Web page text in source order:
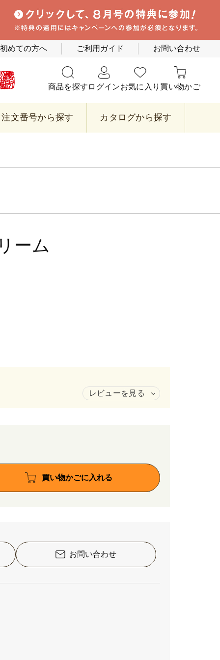
初めての方へ ご利用ガイド お問い合わせ
商品を探す ログインお気に入り 買い物かご
注文番号から探す カタログから探す
ーム
レビューを見る
買い物かごに入れる
お問い合わせ